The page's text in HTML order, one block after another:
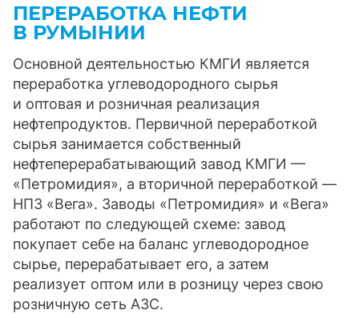
ПЕРЕРАБОТКА НЕФТИ
В РУМЫНИИ
Основной деятельностью КМГИ является
переработка углеводородного сырья
и оптовая и розничная реализация
нефтепродуктов. Первичной переработкой
сырья занимается собственный
нефтеперерабатывающий завод КМГИ —
«Петромидия», а вторичной переработкой —
НПЗ «Вега». Заводы «Петромидия» и «Вега»
работают по следующей схеме: завод
покупает себе на баланс углеводородное
сырье, перерабатывает его, а затем
реализует оптом или в розницу через свою
розничную сеть АЗС.